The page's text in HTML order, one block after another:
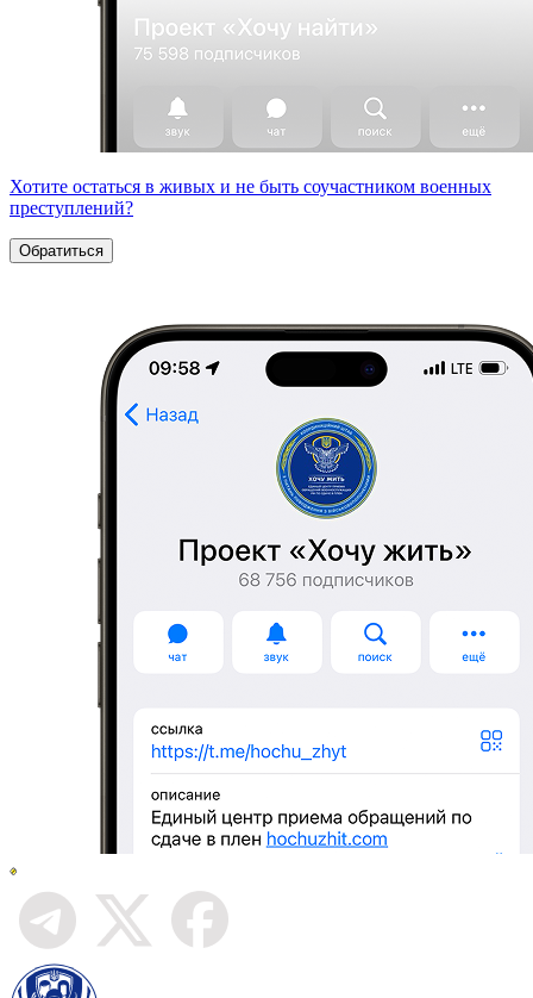
Хотите остаться в живых и не быть соучастником военных
преступлений?
Обратиться